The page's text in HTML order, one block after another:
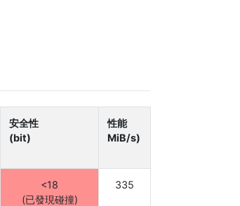
安全性
(bit)
性能
MiB/s)
<18
(已發現碰撞)
335